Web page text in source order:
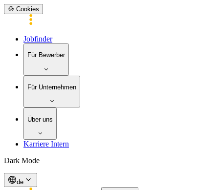
🍪 Cookies
Jobfinder
Für Bewerber
Für Unternehmen
Über uns
Karriere Intern
Dark Mode
de